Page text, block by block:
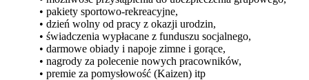
• pakiety sportowo-rekreacyjne,
• dzień wolny od pracy z okazji urodzin,
• świadczenia wypłacane z funduszu socjalnego,
• darmowe obiady i napoje zimne i gorące,
• nagrody za polecenie nowych pracowników,
• premie za pomysłowość (Kaizen) itp